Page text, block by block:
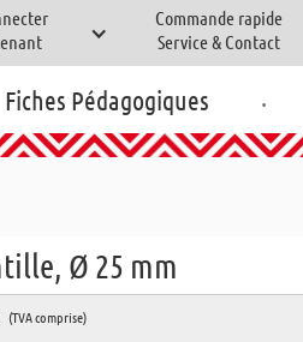
Commande rapide
Service & Contact
Fiches Pédagogiques .
Ø 25 mm
(TVA comprise)